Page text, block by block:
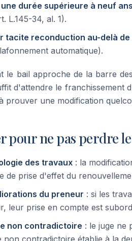
durée supérieure à neuf ans
L.145-34, al. 1).
tacite reconduction au-delà de
automatique).
le bail approche de la barre
d'attendre le franchissement
prouver une modification
pour ne pas perdre
des travaux : la
de prise d'effet du
du preneur : si les
leur prise en compte est
non contradictoire : le juge ne
contradictoire établie à la